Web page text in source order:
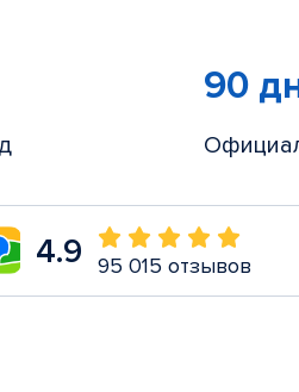
90
4.9 95 015 отзывов